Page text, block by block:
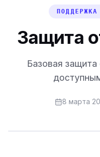
Защита
Базовая
8 марта